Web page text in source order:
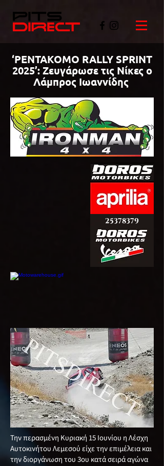
‘PENTAKOMO RALLY SPRINT
2025’: Ζευγάρωσε τις Νίκες ο
Λάμπρος Ιωαννίδης
©PITSDIRECT
25378379
Την περασμένη Κυριακή 15 Ιουνίου η Λέσχη
Αυτοκινήτου Λεμεσού είχε την επιμέλεια και
την διοργάνωση του 3ου κατά σειρά αγώνα